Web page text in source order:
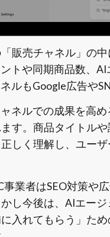
販売チャネル」の
トや同期商品数、
ルもGoogle広告や
ネルでの成果を高
す。商品タイトル
正しく理解し、ユー
事業者はSEO対策や
し今後は、AIエー
入れてもらう」た